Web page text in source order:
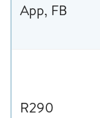
App, FB
R290